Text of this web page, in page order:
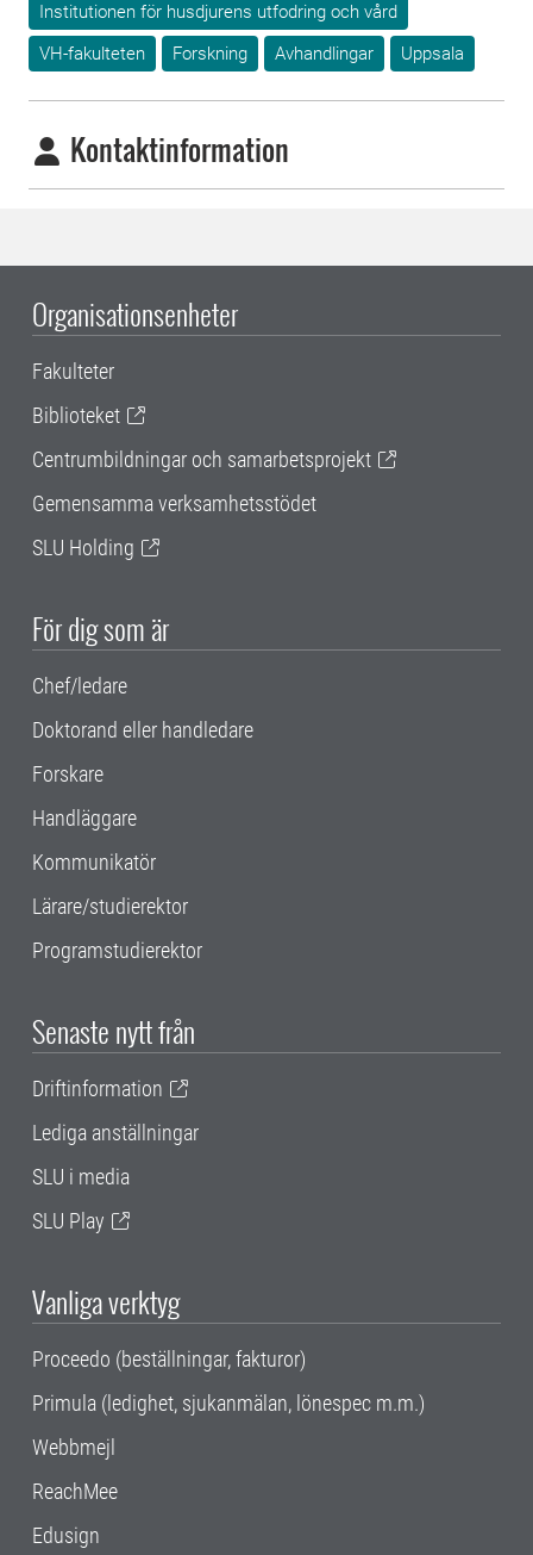
Institutionen för husdjurens utfodring och vård
VH-fakulteten
Forskning Avhandlingar Uppsala
Kontaktinformation
Organisationsenheter
Fakulteter
Biblioteket
Centrumbildningar och samarbetsprojekt
Gemensamma verksamhetsstödet
SLU Holding
För dig som är
Chef/ledare
Doktorand eller handledare
Forskare
Handläggare
Kommunikatör
Lärare/studierektor
Programstudierektor
Senaste nytt från
Driftinformation
Lediga anställningar
SLU i media
SLU Play
Vanliga verktyg
Proceedo (beställningar, fakturor)
Primula (ledighet, sjukanmälan, lönespec m.m.)
Webbmejl
ReachMee
Edusign